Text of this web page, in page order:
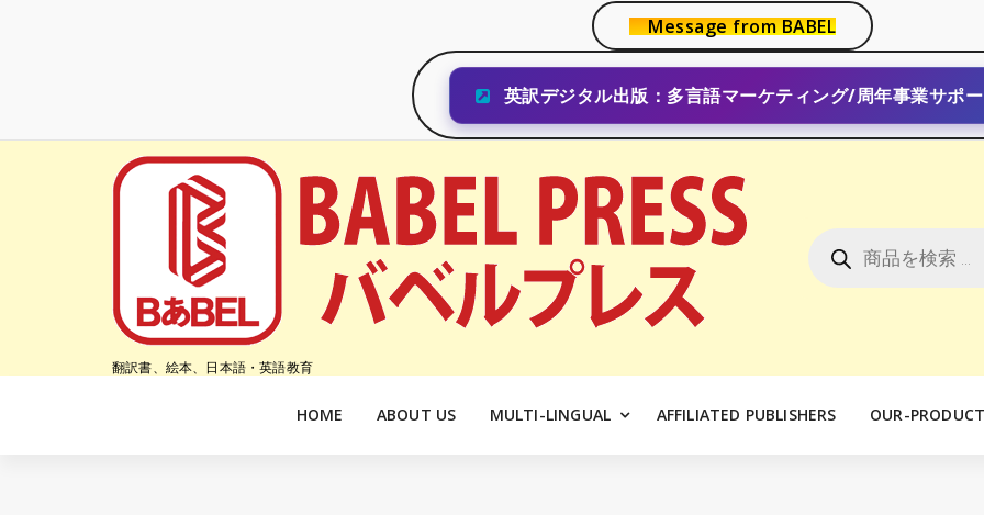
Message from BABEL
英訳デジタル出版：多言語マーケティング/周年事業サポー
翻訳書、絵本、日本語・英語教育
商
品
検
索
HOME ABOUT US MULTI-LINGUAL AFFILIATED PUBLISHERS OUR-